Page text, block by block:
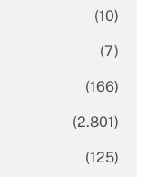
(10)
(7)
(166)
(2.801)
(125)